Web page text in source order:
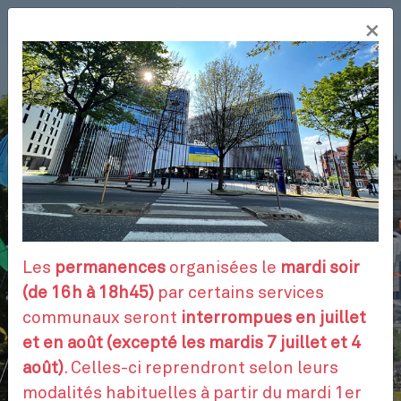
Aller
contenu
principal
VOS DÉMARCHES
RENDEZ-VOUS
CONTACTEZ-NOUS
FR
×
Les permanences organisées le mardi soir
(de 16h à 18h45) par certains services
communaux seront interrompues en juillet
et en août (excepté les mardis 7 juillet et 4
août). Celles-ci reprendront selon leurs
modalités habituelles à partir du mardi 1er